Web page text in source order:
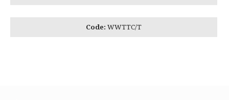
Code: WWTTC/T